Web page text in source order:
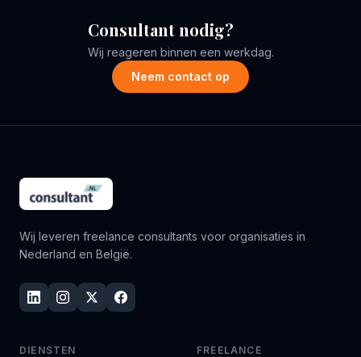
Consultant nodig?
Wij reageren binnen een werkdag.
Neem contact op
Wij leveren freelance consultants voor organisaties in
Nederland en België.
DIENSTEN FREELANCE